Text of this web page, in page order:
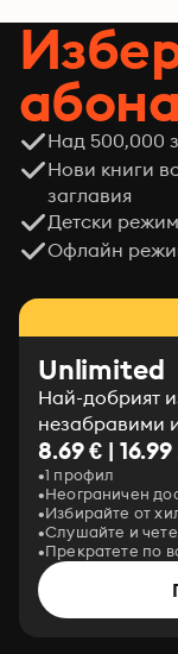
Над 500,000
Нови книги
заглавия
Детски
Офлайн
Unlimited
Най-добрият
незабравими
8.69 € |
1 профил
Неограничен
Избирайте от
Слушайте и
Прекратете по